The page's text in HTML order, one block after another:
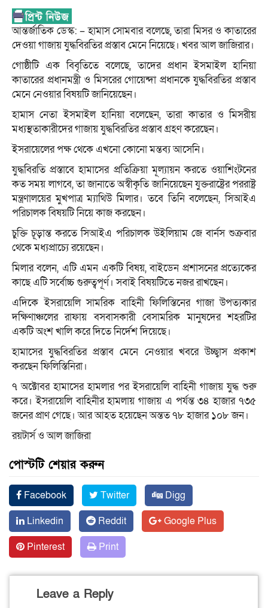
আন্তর্জাতিক ডেস্ক: – হামাস সোমবার বলেছে, তারা মিসর ও কাতারের
দেওয়া গাজায় যুদ্ধবিরতির প্রস্তাব মেনে নিয়েছে। খবর আল জাজিরার।
গোষ্ঠীটি এক বিবৃতিতে বলেছে, তাদের প্রধান ইসমাইল হানিয়া
কাতারের প্রধানমন্ত্রী ও মিসরের গোয়েন্দা প্রধানকে যুদ্ধবিরতির প্রস্তাব
মেনে নেওয়ার বিষয়টি জানিয়েছেন।
হামাস নেতা ইসমাইল হানিয়া বলেছেন, তারা কাতার ও মিসরীয়
মধ্যস্থতাকারীদের গাজায় যুদ্ধবিরতির প্রস্তাব গ্রহণ করেছেন।
ইসরায়েলের পক্ষ থেকে এখনো কোনো মন্তব্য আসেনি।
যুদ্ধবিরতি প্রস্তাবে হামাসের প্রতিক্রিয়া মূল্যায়ন করতে ওয়াশিংটনের
কত সময় লাগবে, তা জানাতে অস্বীকৃতি জানিয়েছেন যুক্তরাষ্ট্রের পররাষ্ট্র
মন্ত্রণালয়ের মুখপাত্র ম্যাথিউ মিলার। তবে তিনি বলেছেন, সিআইএ
পরিচালক বিষয়টি নিয়ে কাজ করছেন।
চুক্তি চূড়ান্ত করতে সিআইএ পরিচালক উইলিয়াম জে বার্নস শুক্রবার
থেকে মধ্যপ্রাচ্যে রয়েছেন।
মিলার বলেন, এটি এমন একটি বিষয়, বাইডেন প্রশাসনের প্রত্যেকের
কাছে এটি সর্বোচ্চ গুরুত্বপূর্ণ। সবাই বিষয়টিতে নজর রাখছেন।
এদিকে ইসরায়েলি সামরিক বাহিনী ফিলিস্তিনের গাজা উপত্যকার
দক্ষিণাঞ্চলের রাফায় বসবাসকারী বেসামরিক মানুষদের শহরটির
একটি অংশ খালি করে দিতে নির্দেশ দিয়েছে।
হামাসের যুদ্ধবিরতির প্রস্তাব মেনে নেওয়ার খবরে উচ্ছ্বাস প্রকাশ
করছেন ফিলিস্তিনিরা।
৭ অক্টোবর হামাসের হামলার পর ইসরায়েলি বাহিনী গাজায় যুদ্ধ শুরু
করে। ইসরায়েলি বাহিনীর হামলায় গাজায় এ পর্যন্ত ৩৪ হাজার ৭৩৫
জনের প্রাণ গেছে। আর আহত হয়েছেন অন্তত ৭৮ হাজার ১০৮ জন।
রয়টার্স ও আল জাজিরা
পোস্টটি শেয়ার করুন
Facebook Twitter
Digg
Linkedin
Reddit
Google Plus
Pinterest
Print
Leave a Reply